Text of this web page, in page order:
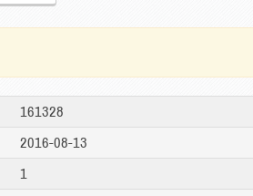
161328
2016-08-13
1